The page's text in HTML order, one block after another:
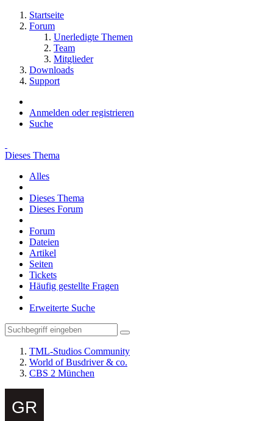
Startseite
Forum
Unerledigte Themen
Team
Mitglieder
Downloads
Support
Anmelden oder registrieren
Suche
Dieses Thema
Alles
Dieses Thema
Dieses Forum
Forum
Dateien
Artikel
Seiten
Tickets
Häufig gestellte Fragen
Erweiterte Suche
TML-Studios Community
World of Busdriver & co.
CBS 2 München